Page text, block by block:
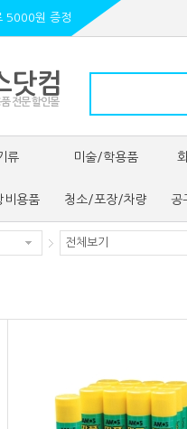
5000원 증정
닷컴
전문 할인몰
류 미술/학용품
비용품 청소/포장/차량 공
전체보기